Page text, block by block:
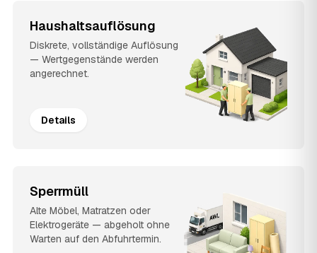
Haushaltsauflösung
Diskrete, vollständige Auflösung
— Wertgegenstände werden
angerechnet.
Details
Sperrmüll
Alte Möbel, Matratzen oder
Elektrogeräte — abgeholt ohne
Warten auf den Abfuhrtermin.